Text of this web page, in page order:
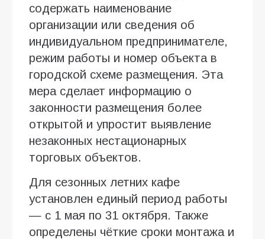
содержать наименование
организации или сведения об
индивидуальном предпринимателе,
режим работы и номер объекта в
городской схеме размещения. Эта
мера сделает информацию о
законности размещения более
открытой и упростит выявление
незаконных нестационарных
торговых объектов.
Для сезонных летних кафе
установлен единый период работы
— с 1 мая по 31 октября. Также
определены чёткие сроки монтажа и